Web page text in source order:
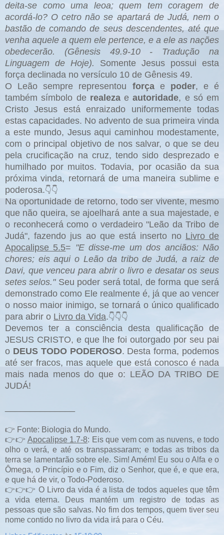
deita-se como uma leoa; quem tem coragem de
acordá-lo? O cetro não se apartará de Judá, nem o
bastão de comando de seus descendentes, até que
venha aquele a quem ele pertence, e a ele as nações
obedecerão. (Gênesis 49.9-10 - Tradução na
Linguagem de Hoje). Somente Jesus possui esta
força declinada no versículo 10 de Gênesis 49.
O Leão sempre representou forçae poder, e é
também símbolo de realezaeautoridade, e só em
Cristo Jesus está enraizado uniformemente todas
estas capacidades. No advento de sua primeira vinda
a este mundo, Jesus aqui caminhou modestamente,
com o principal objetivo de nos salvar, o que se deu
pela crucificação na cruz, tendo sido desprezado e
humilhado por muitos. Todavia, por ocasião da sua
próxima vinda, retornará de uma maneira sublime e
poderosa.👇👇
Na oportunidade de retorno, todo ser vivente, mesmo
que não queira, se ajoelhará ante a sua majestade, e
o reconhecerá como o verdadeiro "Leão da Tribo de
Judá", fazendo jus ao que está inserto no Livro de
Apocalipse 5.5= "E disse-me um dos anciãos: Não
chores; eis aqui o Leão da tribo de Judá, a raiz de
Davi, que venceu para abrir o livro e desatar os seus
setes selos." Seu poder será total, de forma que será
demonstrado como Ele realmente é, já que ao vencer
o nosso maior inimigo, se tornará o único qualificado
para abrir o Livro da Vida.👇👇👇
Devemos ter a consciência desta qualificação de
JESUS CRISTO, e que lhe foi outorgado por seu pai
o DEUS TODO PODEROSO. Desta forma, podemos
até ser fracos, mas aquele que está conosco é nada
mais nada menos do que o: LEÃO DA TRIBO DE
JUDÁ!
👉 Fonte: Biologia do Mundo.
👉👉 Apocalipse 1.7-8: Eis que vem com as nuvens, e todo
olho o verá, e até os transpassaram; e todas as tribos da
terra se lamentarão sobre ele. Sim! Amém! Eu sou o Alfa e o
Ômega, o Princípio e o Fim, diz o Senhor, que é, e que era,
e que há de vir, o Todo-Poderoso.
👉👉👉 O Livro da vida é a lista de todos aqueles que têm
a vida eterna. Deus mantém um registro de todas as
pessoas que são salvas. No fim dos tempos, quem tiver seu
nome contido no livro da vida irá para o Céu.